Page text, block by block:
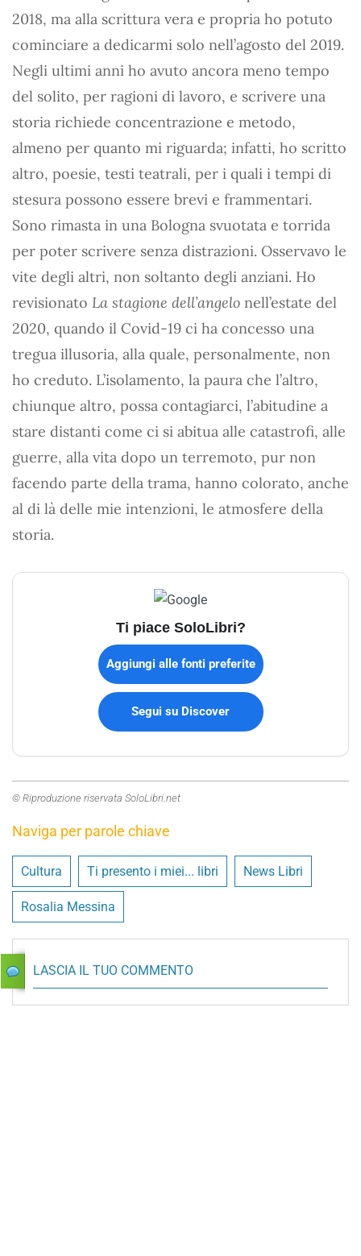
2018, ma alla scrittura vera e propria ho potuto
cominciare a dedicarmi solo nell’agosto del 2019.
Negli ultimi anni ho avuto ancora meno tempo
del solito, per ragioni di lavoro, e scrivere una
storia richiede concentrazione e metodo,
almeno per quanto mi riguarda; infatti, ho scritto
altro, poesie, testi teatrali, per i quali i tempi di
stesura possono essere brevi e frammentari.
Sono rimasta in una Bologna svuotata e torrida
per poter scrivere senza distrazioni. Osservavo le
vite degli altri, non soltanto degli anziani. Ho
revisionato La stagione dell’angelo nell’estate del
2020, quando il Covid-19 ci ha concesso una
tregua illusoria, alla quale, personalmente, non
ho creduto. L’isolamento, la paura che l’altro,
chiunque altro, possa contagiarci, l’abitudine a
stare distanti come ci si abitua alle catastrofi, alle
guerre, alla vita dopo un terremoto, pur non
facendo parte della trama, hanno colorato, anche
al di là delle mie intenzioni, le atmosfere della
storia.
Ti piace SoloLibri?
Aggiungi alle fonti preferite
Segui su Discover
© Riproduzione riservata SoloLibri.net
Naviga per parole chiave
Cultura Ti presento i miei... libri News Libri
Rosalia Messina
LASCIA IL TUO COMMENTO